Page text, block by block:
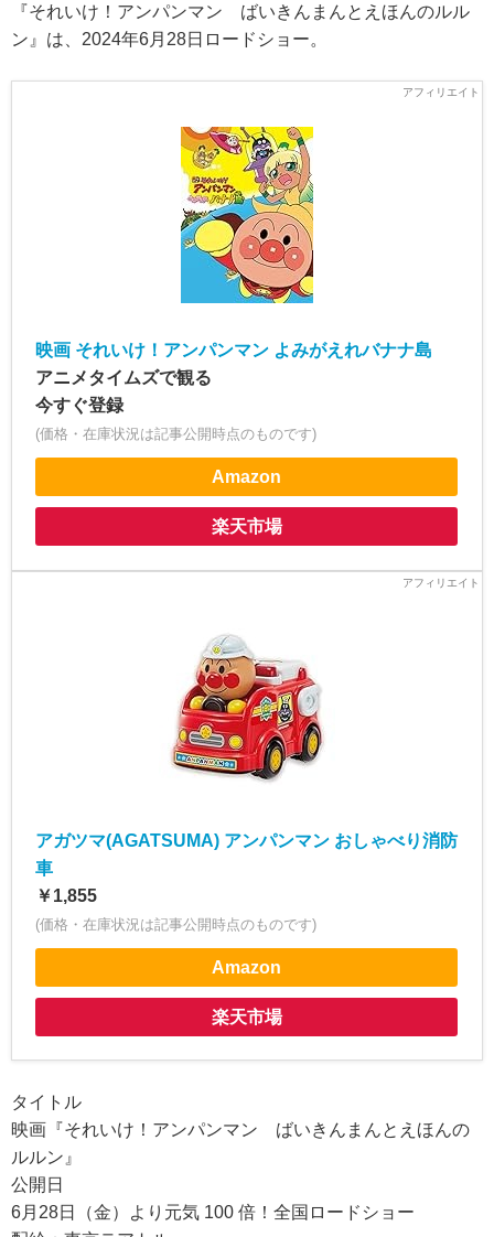
『それいけ！アンパンマン ばいきんまんとえほんのルル
ン』は、2024年6月28日ロードショー。
映画 それいけ！アンパンマン よみがえれバナナ島
アニメタイムズで観る
今すぐ登録
(価格・在庫状況は記事公開時点のものです)
Amazon
楽天市場
アガツマ(AGATSUMA) アンパンマン おしゃべり消防
車
￥1,855
(価格・在庫状況は記事公開時点のものです)
Amazon
楽天市場
タイトル
映画『それいけ！アンパンマン ばいきんまんとえほんの
ルルン』
公開日
6月28日（金）より元気 100 倍！全国ロードショー